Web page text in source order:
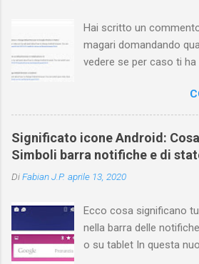
Hai scritto un
magari domandando
vedere se per caso ti
nessuna voce del tipo
YouTube " o cose
farlo sia se accedi dal
oppure tramite
trovare i propri
Ovviamente la risposta
voluto un bel po' di
questa funzione di
Significato icone Android:
Simboli barra notifiche e di
DiFabian J.P. aprile 13, 2020
Ecco cosa significano
nella barra delle
o su tablet In questa